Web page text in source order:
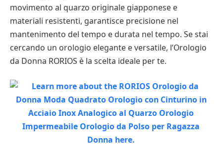
movimento al quarzo originale giapponese e
materiali resistenti, garantisce precisione nel
mantenimento del tempo e durata nel tempo. Se stai
cercando un orologio elegante e versatile, l’Orologio
da Donna RORIOS è la scelta ideale per te.